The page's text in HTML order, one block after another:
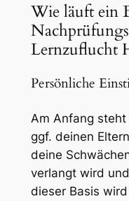
Wie läuft ein
Lernzuflucht
Persönliche
Am Anfang
ggf. deinen
deine
verlangt wird
dieser Basis